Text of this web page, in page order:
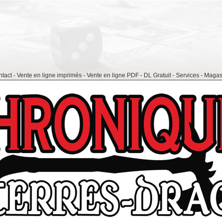
- Vente en ligne imprimés - Vente en ligne PDF - DL Gratuit - Services -